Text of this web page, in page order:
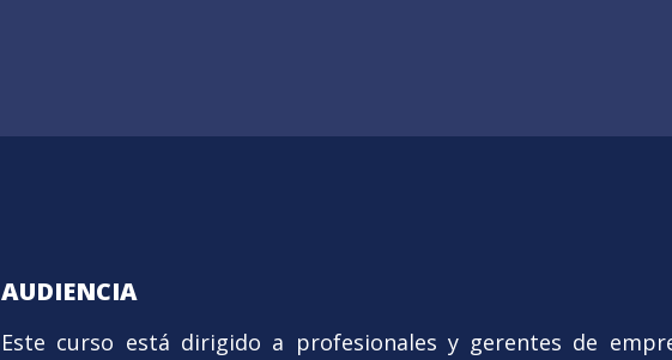
AUDIENCIA
Este curso está dirigido a profesionales y gerentes de